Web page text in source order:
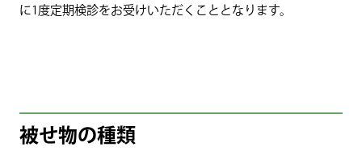
に1度定期検診をお受けいただくこととなります。
被せ物の種類